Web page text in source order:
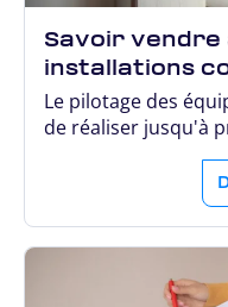
Savoir
installations
Le pilotage des
de réaliser jusqu'à